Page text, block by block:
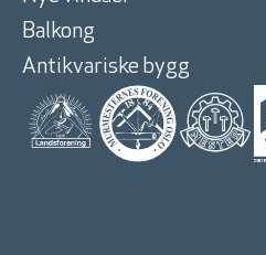
Balkong
Antikvariske bygg